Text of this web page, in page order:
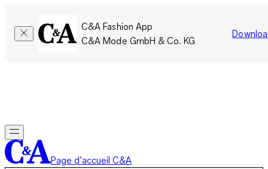
C&A Fashion App
C&A Mode GmbH & Co. KG
Page d’accueil C&A